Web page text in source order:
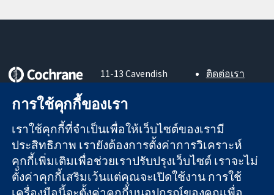
หลักฐานที่เชื่อถือ
ได้
สู่การตัดสินใจ
อย่างมีข้อมูล
เพื่อสุขภาพที่ดีขึ้น
11-13 Cavendish
London
United Kingdom
ติดต่อเรา
About us
ตำแหน่งงาน
Cochrane
Library
การใช้คุกกี้ของเรา
เราใช้คุกกี้ที่จำเป็นเพื่อให้เว็บไซต์ของเรามี
ประสิทธิภาพ เรายังต้องการตั้งค่าการวิเคราะห์
คุกกี้เพิ่มเติมเพื่อช่วยเราปรับปรุงเว็บไซต์ เราจะไม่
ตั้งค่าคุกกี้เสริมเว้นแต่คุณจะเปิดใช้งาน การใช้